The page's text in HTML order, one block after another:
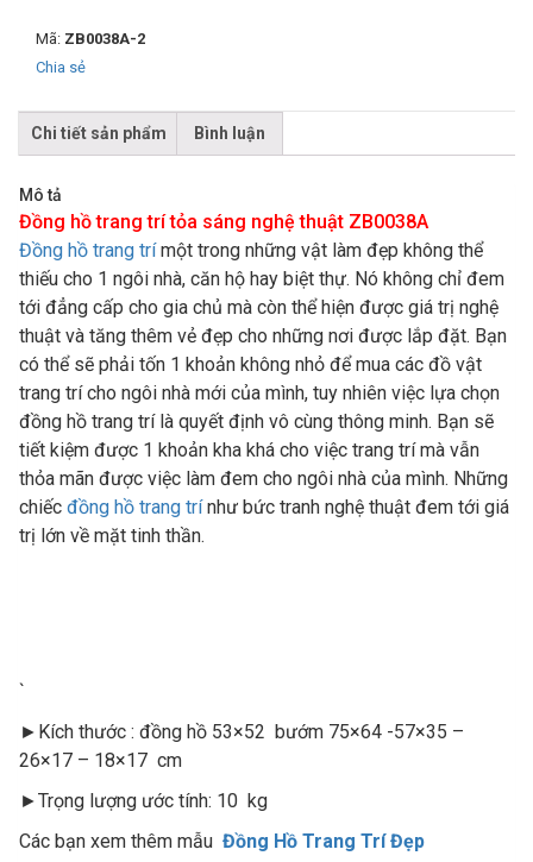
Mã: ZB0038A-2
Chia sẻ
Chi tiết sản phẩm Bình luận
Mô tả
Đồng hồ trang trí tỏa sáng nghệ thuật ZB0038A
Đồng hồ trang trímột trong những vật làm đẹp không thể
thiếu cho 1 ngôi nhà, căn hộ hay biệt thự. Nó không chỉ đem
tới đẳng cấp cho gia chủ mà còn thể hiện được giá trị nghệ
thuật và tăng thêm vẻ đẹp cho những nơi được lắp đặt. Bạn
có thể sẽ phải tốn 1 khoản không nhỏ để mua các đồ vật
trang trí cho ngôi nhà mới của mình, tuy nhiên việc lựa chọn
đồng hồ trang trí là quyết định vô cùng thông minh. Bạn sẽ
tiết kiệm được 1 khoản kha khá cho việc trang trí mà vẫn
thỏa mãn được việc làm đem cho ngôi nhà của mình. Những
chiếc đồng hồ trang trínhư bức tranh nghệ thuật đem tới giá
trị lớn về mặt tinh thần.
`
►Kích thước : đồng hồ 53×52 bướm 75×64 -57×35 –
26×17 – 18×17 cm
►Trọng lượng ước tính: 10 kg
Các bạn xem thêm mẫu Đồng Hồ Trang Trí Đẹp